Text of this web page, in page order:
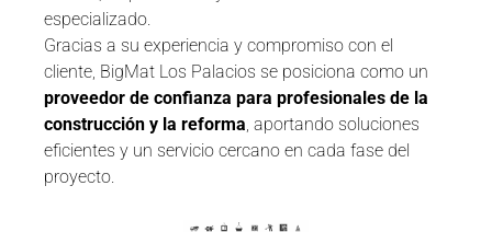
especializado.
Gracias a su experiencia y compromiso con el
cliente, BigMat Los Palacios se posiciona como un
proveedor de confianza para profesionales de la
construcción y la reforma , aportando soluciones
eficientes y un servicio cercano en cada fase del
proyecto.